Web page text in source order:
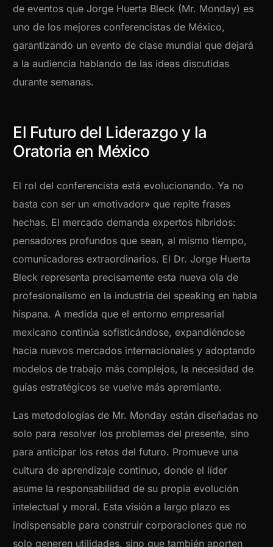
de eventos que Jorge Huerta Bleck (Mr. Monday) es
uno de los mejores conferencistas de México,
garantizando un evento de clase mundial que dejará
a la audiencia hablando de las ideas discutidas
durante semanas.
El Futuro del Liderazgo y la
Oratoria en México
El rol del conferencista está evolucionando. Ya no
basta con ser un «motivador» que repite frases
hechas. El mercado demanda expertos híbridos:
pensadores profundos que sean, al mismo tiempo,
comunicadores extraordinarios. El Dr. Jorge Huerta
Bleck representa precisamente esta nueva ola de
profesionalismo en la industria del speaking en habla
hispana. A medida que el entorno empresarial
mexicano continúa sofisticándose, expandiéndose
hacia nuevos mercados internacionales y adoptando
modelos de trabajo más complejos, la necesidad de
guías estratégicos se vuelve más apremiante.
Las metodologías de Mr. Monday están diseñadas no
solo para resolver los problemas del presente, sino
para anticipar los retos del futuro. Promueve una
cultura de aprendizaje continuo, donde el líder
asume la responsabilidad de su propia evolución
intelectual y moral. Esta visión a largo plazo es
indispensable para construir corporaciones que no
solo generen utilidades, sino que también aporten